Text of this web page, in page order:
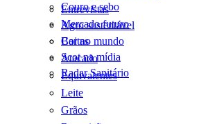
Entrevistas
Agro sustentável
Cartas
Scot na mídia
Radar Sanitário
Couro e sebo
Mercado futuro
Boi no mundo
Atacado
Equivalentes
Leite
Grãos